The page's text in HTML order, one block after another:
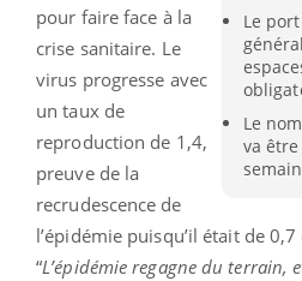
Le
Le
va
pour faire face à la
crise sanitaire. Le
virus progresse avec
un taux de
reproduction de 1,4,
preuve de la
recrudescence de
l’épidémie puisqu’il était de
“L’épidémie regagne du terrain,